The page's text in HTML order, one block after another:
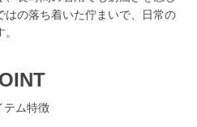
はの落ち着いた佇まいで、日常の
テム特徴